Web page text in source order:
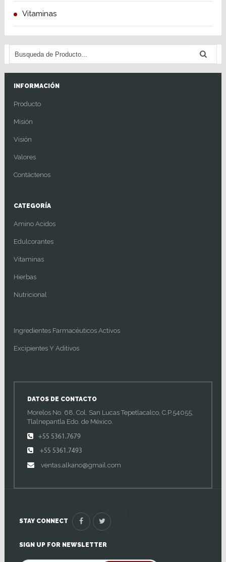
Vitaminas
INFORMACIÓN
Producto
Misión
Visión
Valores
Contáctenos
CATEGORÍA
Amino Acidos
Edulcorantes
Vitaminas
Hierbas
Nutricional
Ingredientes Farmacéuticos Activos
Excipientes Y Aditivos
DATOS DE CONTACTO
Morelos No. 68, Col. San Lucas Tepetlacalco, C.P.54055,
Tlalnepantla Edo. de México.
+55 5361.7679
+55 5361.7493
ventas.alkano@gmail.com
STAY CONNECT
SIGN UP FOR NEWSLETTER